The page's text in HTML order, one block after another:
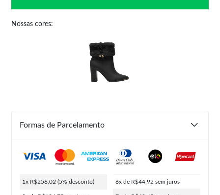
Nossas cores:
Formas de Parcelamento
1x R$256,02 (5% desconto) 6x de R$44,92 sem juros